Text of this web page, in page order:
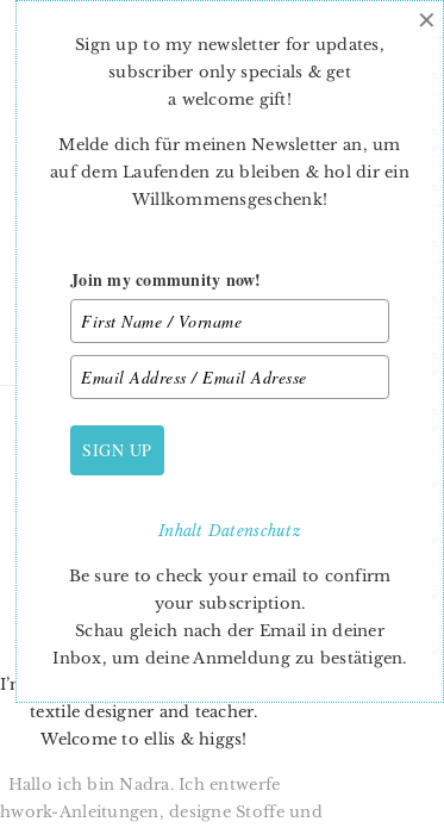
DATENSCHUTZ
Nadra. I’m a quilt pattern designer,
textile designer and teacher.
Welcome to ellis & higgs!
Hallo ich bin Nadra. Ich entwerfe
Anleitungen, designe Stoffe und
Sign up to my newsletter for updates,
subscriber only specials & get
a welcome gift!
Melde dich für meinen Newsletter an, um
auf dem Laufenden zu bleiben & hol dir ein
Willkommensgeschenk!
Join my community now!
SIGN UP
InhaltDatenschutz
Be sure to check your email to confirm
your subscription.
Schau gleich nach der Email in deiner
Inbox, um deine Anmeldung zu bestätigen.
×